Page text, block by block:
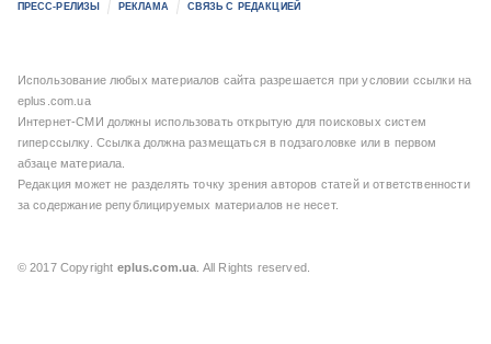
ПРЕСС-РЕЛИЗЫ РЕКЛАМА СВЯЗЬ С РЕДАКЦИЕЙ
Использование любых материалов сайта разрешается при условии ссылки на
eplus.com.ua
Интернет-СМИ должны использовать открытую для поисковых систем
гиперссылку. Ссылка должна размещаться в подзаголовке или в первом
абзаце материала.
Редакция может не разделять точку зрения авторов статей и ответственности
за содержание републицируемых материалов не несет.
© 2017 Copyright eplus.com.ua . All Rights reserved.